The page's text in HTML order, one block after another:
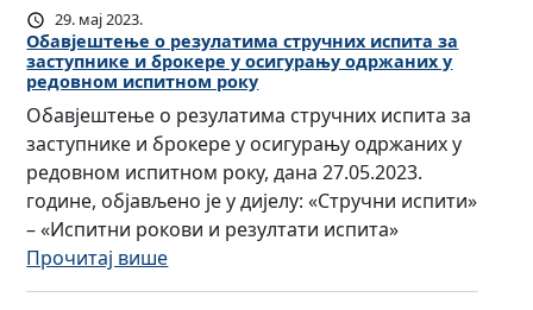
у
р
њ
у
“
е
п
р
и
м
љ
е
н
а
у
У
О
С
И
Г
У
Р
А
Њ
У
е
д
с
т
а
в
н
и
ц
и
29. мај 2023.
Обавјештење о резулатима стручних испита за
заступнике и брокере у осигурању одржаних у
редовном испитном року
Обавјештење о резулатима стручних испита за
заступнике и брокере у осигурању одржаних у
редовном испитном року, дана 27.05.2023.
године, објављено је у дијелу: «Стручни испити»
– «Испитни рокови и резултати испита»
Прочитај више:
О